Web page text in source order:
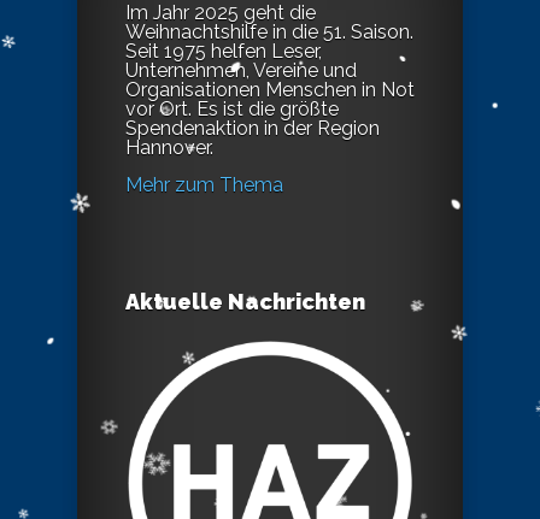
Im Jahr 2025 geht die
Weihnachtshilfe in die 51. Saison.
Seit 1975 helfen Leser,
Unternehmen, Vereine und
Organisationen Menschen in Not
vor Ort. Es ist die größte
Spendenaktion in der Region
Hannover.
Mehr zum Thema
Aktuelle Nachrichten